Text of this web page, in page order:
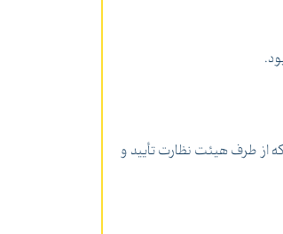
از طرف هیئت نظارت تأیید و